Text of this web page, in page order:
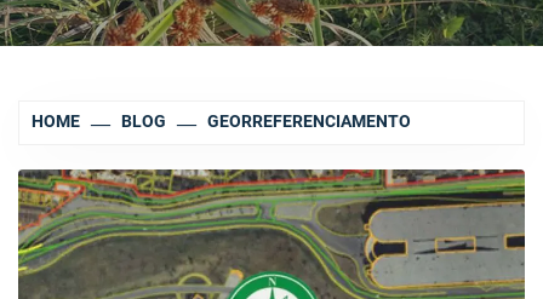
HOME BLOG GEORREFERENCIAMENTO